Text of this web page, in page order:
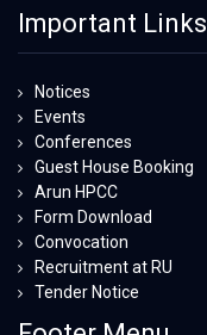
Important Links
Notices
Events
Conferences
Guest House Booking
Arun HPCC
Form Download
Convocation
Recruitment at RU
Tender Notice